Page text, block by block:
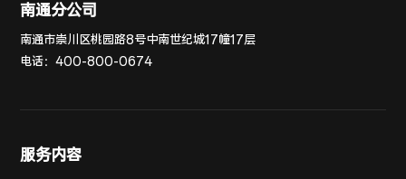
南通分公司
南通市崇川区桃园路8号中南世纪城17幢17层
电话：400-800-0674
服务内容